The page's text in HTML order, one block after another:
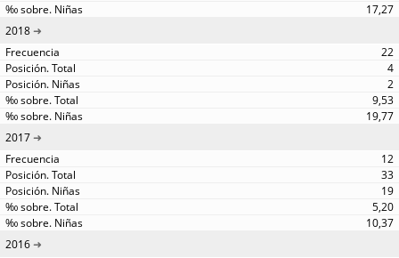
17,27
2018
22
4
2
9,53
19,77
2017
12
33
19
5,20
10,37
2016